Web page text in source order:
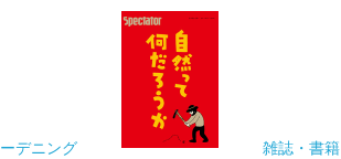
ーデニング
雑誌・書籍